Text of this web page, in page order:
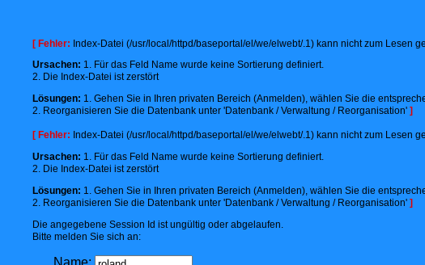
[ Fehler: Index-Datei (/usr/local/httpd/baseportal/el/we/elwebt/.1) kann nicht zum Lesen
Ursachen: 1. Für das Feld Name wurde keine Sortierung definiert.
2. Die Index-Datei ist zerstört
Lösungen: 1. Gehen Sie in Ihren privaten Bereich (Anmelden), wählen Sie die
2. Reorganisieren Sie die Datenbank unter 'Datenbank / Verwaltung / Reorganisation' ]
[ Fehler: Index-Datei (/usr/local/httpd/baseportal/el/we/elwebt/.1) kann nicht zum Lesen
Ursachen: 1. Für das Feld Name wurde keine Sortierung definiert.
2. Die Index-Datei ist zerstört
Lösungen: 1. Gehen Sie in Ihren privaten Bereich (Anmelden), wählen Sie die
2. Reorganisieren Sie die Datenbank unter 'Datenbank / Verwaltung / Reorganisation' ]
Die angegebene Session Id ist ungültig oder abgelaufen.
Bitte melden Sie sich an:
Name: